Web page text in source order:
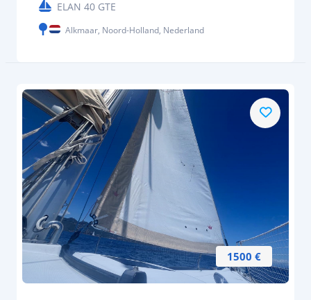
ELAN 40 GTE
Alkmaar, Noord-Holland, Nederland
1500 €